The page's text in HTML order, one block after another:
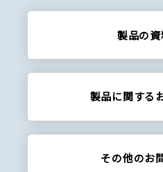
製品の
製品に関する
その他のお